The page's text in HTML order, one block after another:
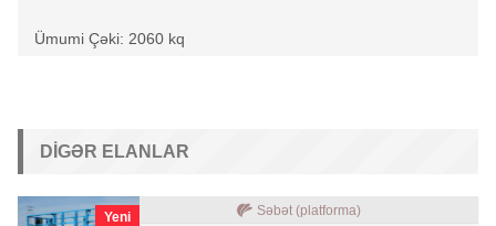
Ümumi Çəki: 2060 kq
DIGƏR ELANLAR
Yeni Səbət (platforma)